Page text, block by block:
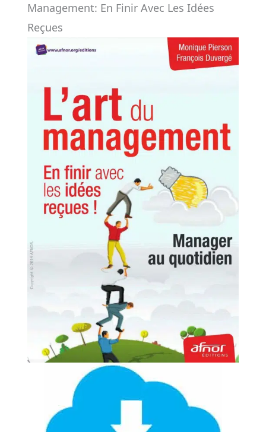
Management: En Finir Avec Les Idées
Reçues